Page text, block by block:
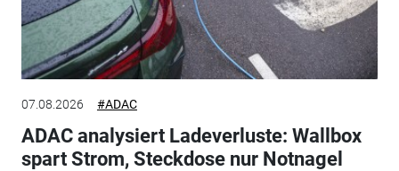
07.08.2026 #ADAC
ADAC analysiert Ladeverluste: Wallbox
spart Strom, Steckdose nur Notnagel